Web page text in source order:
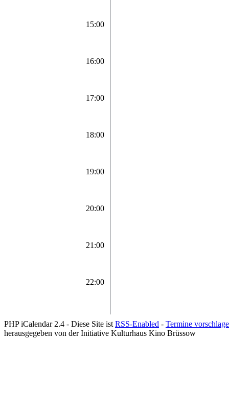
15:00
16:00
17:00
18:00
19:00
20:00
21:00
22:00
PHP iCalendar 2.4 - Diese Site ist RSS-Enabled - Termine
herausgegeben von der Initiative Kulturhaus Kino Brüssow